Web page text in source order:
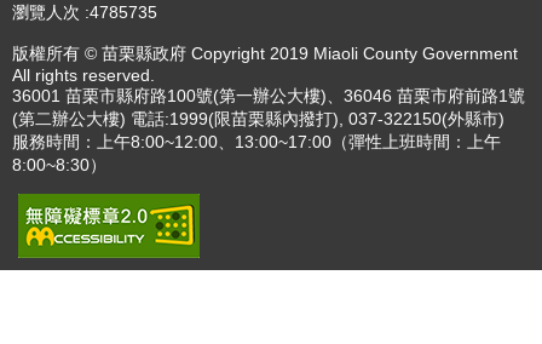
:::
更新日期 115-08-09
瀏覽人次
4785735
版權所有 © 苗栗縣政府 Copyright 2019 Miaoli County Government
All rights reserved.
36001 苗栗市縣府路100號(第一辦公大樓)、36046 苗栗市府前路1號
(第二辦公大樓) 電話:1999(限苗栗縣內撥打), 037-322150(外縣市)
服務時間：上午8:00~12:00、13:00~17:00（彈性上班時間：上午